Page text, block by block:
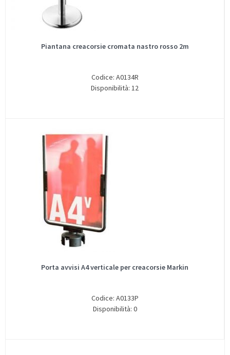
Piantana creacorsie cromata nastro rosso 2m
Codice: A0134R
Disponibilità: 12
Porta avvisi A4 verticale per creacorsie Markin
Codice: A0133P
Disponibilità: 0